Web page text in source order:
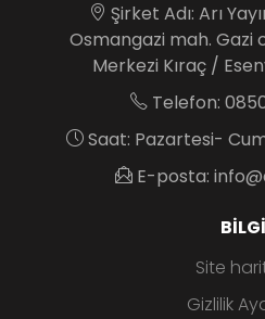
Şirket Adı: Arı
Osmangazi mah. Gazi
Merkezi Kıraç /
Telefon:
Saat: Pazartesi-
E-posta:
BILGI
Site
Gizlilik